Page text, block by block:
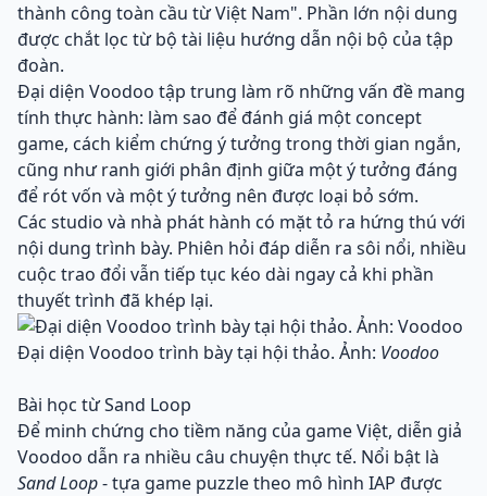
thành công toàn cầu từ Việt Nam". Phần lớn nội dung
được chắt lọc từ bộ tài liệu hướng dẫn nội bộ của tập
đoàn.
Đại diện Voodoo tập trung làm rõ những vấn đề mang
tính thực hành: làm sao để đánh giá một concept
game, cách kiểm chứng ý tưởng trong thời gian ngắn,
cũng như ranh giới phân định giữa một ý tưởng đáng
để rót vốn và một ý tưởng nên được loại bỏ sớm.
Các studio và nhà phát hành có mặt tỏ ra hứng thú với
nội dung trình bày. Phiên hỏi đáp diễn ra sôi nổi, nhiều
cuộc trao đổi vẫn tiếp tục kéo dài ngay cả khi phần
thuyết trình đã khép lại.
Đại diện Voodoo trình bày tại hội thảo. Ảnh: Voodoo
Bài học từ Sand Loop
Để minh chứng cho tiềm năng của game Việt, diễn giả
Voodoo dẫn ra nhiều câu chuyện thực tế. Nổi bật là
Sand Loop- tựa game puzzle theo mô hình IAP được